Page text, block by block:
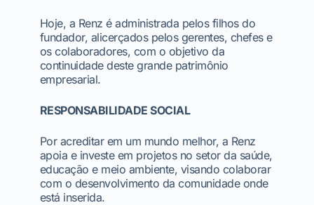
Hoje, a Renz é administrada pelos filhos do
fundador, alicerçados pelos gerentes, chefes e
os colaboradores, com o objetivo da
continuidade deste grande patrimônio
empresarial.
RESPONSABILIDADE SOCIAL
Por acreditar em um mundo melhor, a Renz
apoia e investe em projetos no setor da saúde,
educação e meio ambiente, visando colaborar
com o desenvolvimento da comunidade onde
está inserida.